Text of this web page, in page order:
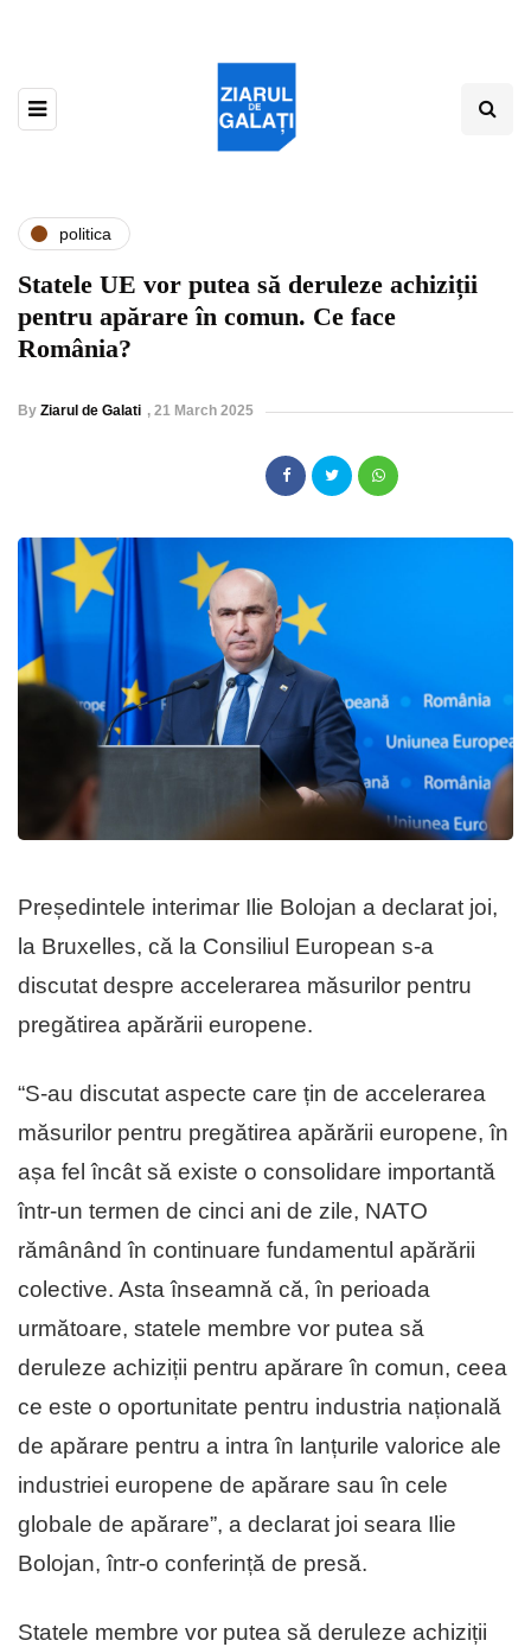
politica
Statele UE vor putea să deruleze achiziții
pentru apărare în comun. Ce face
România?
By Ziarul de Galati , 21 March 2025
Președintele interimar Ilie Bolojan a declarat joi,
la Bruxelles, că la Consiliul European s-a
discutat despre accelerarea măsurilor pentru
pregătirea apărării europene.
“S-au discutat aspecte care țin de accelerarea
măsurilor pentru pregătirea apărării europene, în
așa fel încât să existe o consolidare importantă
într-un termen de cinci ani de zile, NATO
rămânând în continuare fundamentul apărării
colective. Asta înseamnă că, în perioada
următoare, statele membre vor putea să
deruleze achiziții pentru apărare în comun, ceea
ce este o oportunitate pentru industria națională
de apărare pentru a intra în lanțurile valorice ale
industriei europene de apărare sau în cele
globale de apărare”, a declarat joi seara Ilie
Bolojan, într-o conferință de presă.
Statele membre vor putea să deruleze achiziții